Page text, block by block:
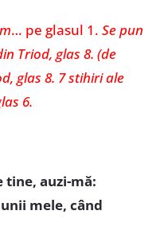
… pe glasul 1. Se pun
Triod, glas 8. (de
glas 8. 7 stihiri ale
6.
auzi-mă:
mele, când